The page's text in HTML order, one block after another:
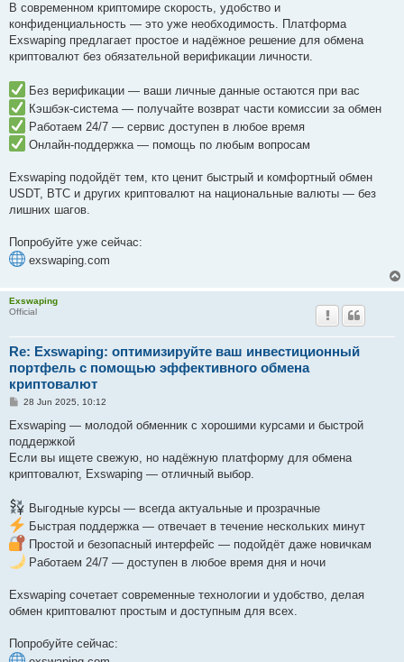
В современном криптомире скорость, удобство и
конфиденциальность — это уже необходимость. Платформа
Exswaping предлагает простое и надёжное решение для обмена
криптовалют без обязательной верификации личности.
Без верификации — ваши личные данные остаются при вас
Кэшбэк-система — получайте возврат части комиссии за обмен
Работаем 24/7 — сервис доступен в любое время
Онлайн-поддержка — помощь по любым вопросам
Exswaping подойдёт тем, кто ценит быстрый и комфортный обмен
USDT, BTC и других криптовалют на национальные валюты — без
лишних шагов.
Попробуйте уже сейчас:
exswaping.com
Exswaping
Official
Re: Exswaping: оптимизируйте ваш инвестиционный
портфель с помощью эффективного обмена
криптовалют
P
s
28 Jun 2025, 10:12
Exswaping — молодой обменник с хорошими курсами и быстрой
поддержкой
Если вы ищете свежую, но надёжную платформу для обмена
криптовалют, Exswaping — отличный выбор.
Выгодные курсы — всегда актуальные и прозрачные
Быстрая поддержка — отвечает в течение нескольких минут
Простой и безопасный интерфейс — подойдёт даже новичкам
Работаем 24/7 — доступен в любое время дня и ночи
Exswaping сочетает современные технологии и удобство, делая
обмен криптовалют простым и доступным для всех.
Попробуйте сейчас: